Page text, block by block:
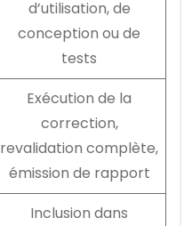
d’utilisation, de
conception ou de
tests
Exécution de la
correction,
revalidation complète,
émission de rapport
Inclusion dans